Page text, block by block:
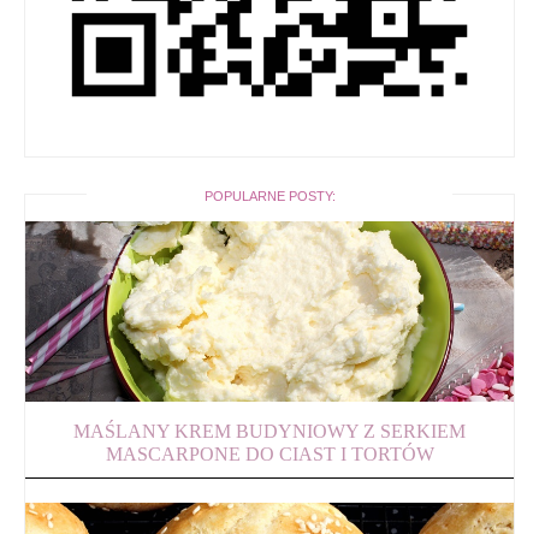
POPULARNE POSTY:
MAŚLANY KREM BUDYNIOWY Z SERKIEM
MASCARPONE DO CIAST I TORTÓW